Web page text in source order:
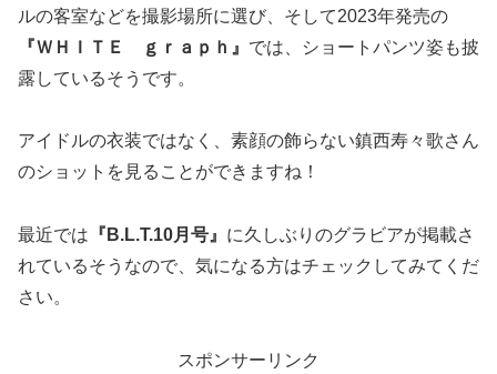
ルの客室などを撮影場所に選び、そして2023年発売の
『ＷＨＩＴＥ ｇｒａｐｈ』 では、ショートパンツ姿も披
露しているそうです。
アイドルの衣装ではなく、素顔の飾らない鎮西寿々歌さん
のショットを見ることができますね！
最近では 『B.L.T.10月号』 に久しぶりのグラビアが掲載さ
れているそうなので、気になる方はチェックしてみてくだ
さい。
スポンサーリンク